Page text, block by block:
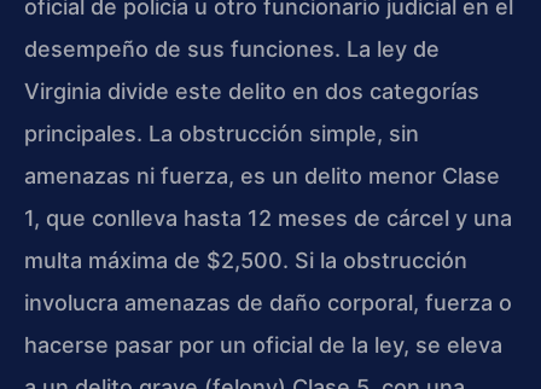
oficial de policía u otro funcionario judicial en el
desempeño de sus funciones. La ley de
Virginia divide este delito en dos categorías
principales. La obstrucción simple, sin
amenazas ni fuerza, es un delito menor Clase
1, que conlleva hasta 12 meses de cárcel y una
multa máxima de $2,500. Si la obstrucción
involucra amenazas de daño corporal, fuerza o
hacerse pasar por un oficial de la ley, se eleva